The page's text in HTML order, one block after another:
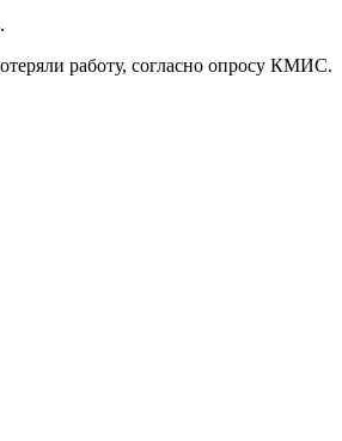
работу, согласно опросу КМИС.